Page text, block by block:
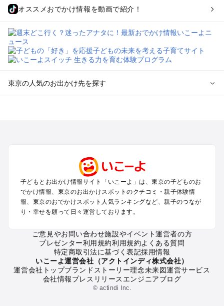
オススメおでかけ情報を動画で紹介！
東京の人気のお出かけ先を探す
町田・相模原・愛川・上野原のプールお出かけ
渋谷・原宿・恵比寿・中目黒・自由が丘のプールお出かけ
池袋・赤羽・王子・巣鴨・目白・石神井のプールお出かけ
新宿・高田馬場・代々木・千駄ヶ谷のプールお出かけ
銀座・丸の内・日本橋・有楽町・築地・月島のプールお出かけ
小金井・小平・西東京・東村山・東久留米のプールお出かけ
府中・調布・狛江のプールお出かけ
青梅・奥多摩のプールお出かけ
蒲田・大森・羽田周辺のプールお出かけ
葛西・新木場・亀戸・亀有・柴又のプールお出かけ
北千住・日暮里・荒川のプールお出かけ
子どもとお出かけ情報サイト「いこーよ」は、東京の子どものお
でかけ情報、東京のお出かけスポットのクチコミ・親子体験情
報、東京のおでかけスポット人気ランキングなど、親子のつなが
り・幸せを願って日々運営しております。
ご意見やお問い合わせ施設やイベント運営者の方
プレゼンター利用規約利用規約よくある質問
特定商取引法に基づく表記採用情報
いこーよ運営会社（アクトインディ株式会社）
運営会社トップブランドストーリー理念未来図運営サービス
会社情報プレスリリース エンジニアブログ
© actindi Inc.